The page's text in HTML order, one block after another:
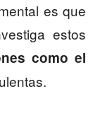
es que
estos
como el